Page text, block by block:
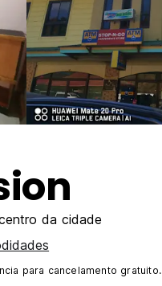
da cidade
para cancelamento gratuito.